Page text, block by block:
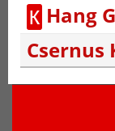
K Hang
Csernus